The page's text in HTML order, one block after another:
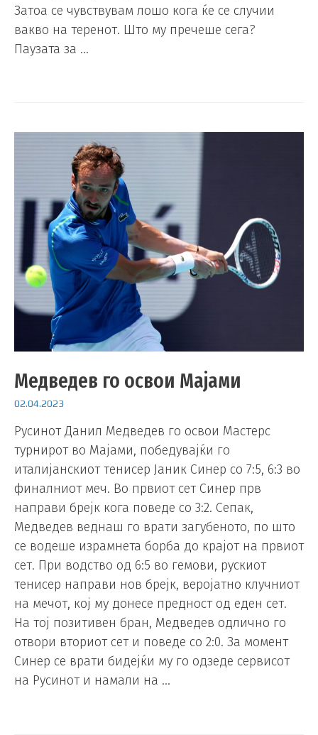
Затоа се чувствувам лошо кога ќе се случии
вакво на теренот. Што му пречеше сега?
Паузата за …
Медведев го освои Мајами
02.04.2023
Русинот Данил Медведев го освои Мастерс
турнирот во Мајами, победувајќи го
италијанскиот тенисер Јаник Синер со 7:5, 6:3 во
финалниот меч. Во првиот сет Синер прв
направи брејк кога поведе со 3:2. Сепак,
Медведев веднаш го врати загубеното, по што
се водеше израмнета борба до крајот на првиот
сет. При водство од 6:5 во гемови, рускиот
тенисер направи нов брејк, веројатно клучниот
на мечот, кој му донесе предност од еден сет.
На тој позитивен бран, Медведев одлично го
отвори вториот сет и поведе со 2:0. За момент
Синер се врати бидејќи му го одзеде сервисот
на Русинот и намали на …